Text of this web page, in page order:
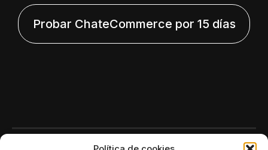
Probar ChateCommerce por 15 días